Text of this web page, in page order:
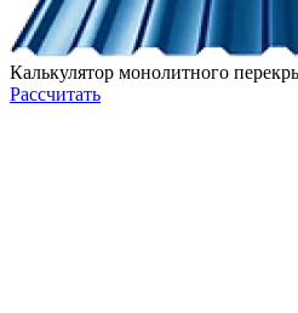
Калькулятор монолитного
Рассчитать